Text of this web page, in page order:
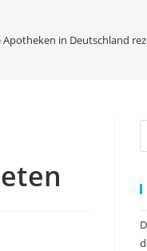
Apotheken in Deutschland